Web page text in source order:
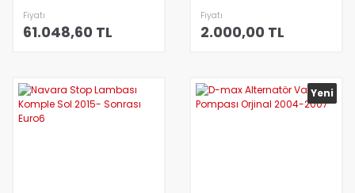
Fiyatı
61.048,60 TL
Fiyatı
2.000,00 TL
Yeni